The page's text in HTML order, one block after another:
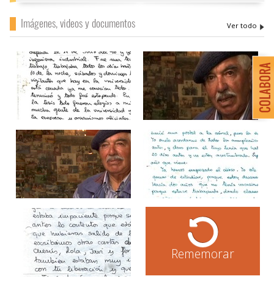
Imágenes, videos y documentos
Rememorar